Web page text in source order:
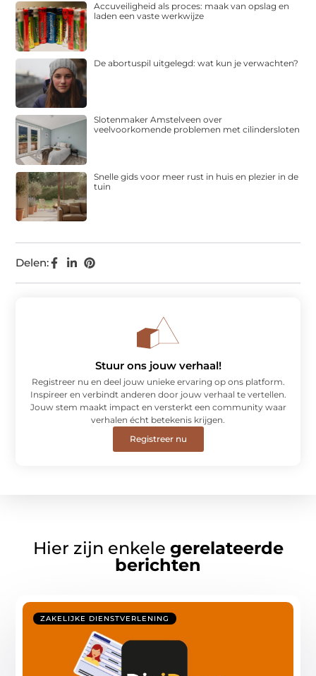
Delen:
Accuveiligheid als proces: maak van opslag en
laden een vaste werkwijze
De abortuspil uitgelegd: wat kun je verwachten?
Slotenmaker Amstelveen over
veelvoorkomende problemen met cilindersloten
Snelle gids voor meer rust in huis en plezier in de
tuin
Stuur ons jouw verhaal!
Registreer nu en deel jouw unieke ervaring op ons platform.
Inspireer en verbindt anderen door jouw verhaal te vertellen.
Jouw stem maakt impact en versterkt een community waar
verhalen écht betekenis krijgen.
Registreer nu
Hier zijn enkele gerelateerde
berichten
ZAKELIJKE DIENSTVERLENING